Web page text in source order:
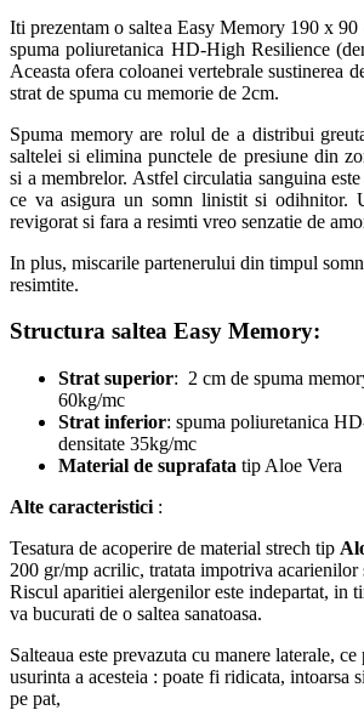
Iti prezentam o saltea Easy Memory 190 x
spuma poliuretanica HD-High Resilience
Aceasta ofera coloanei vertebrale sustinerea
strat de spuma cu memorie de 2cm.
Spuma memory are rolul de a distribui
saltelei si elimina punctele de presiune din
si a membrelor. Astfel circulatia sanguina
ce va asigura un somn linistit si odihnitor.
revigorat si fara a resimti vreo senzatie de
In plus, miscarile partenerului din timpul
resimtite.
Structura saltea Easy Memory:
Strat superior: 2 cm de spuma
60kg/mc
Strat inferior: spuma poliuretanica
densitate 35kg/mc
Material de suprafata tip Aloe Vera
Alte caracteristici :
Tesatura de acoperire de material strech tip
200 gr/mp acrilic, tratata impotriva acarienilor
Riscul aparitiei alergenilor este indepartat, in
va bucurati de o saltea sanatoasa.
Salteaua este prevazuta cu manere laterale,
usurinta a acesteia : poate fi ridicata, intoarsa
pe pat,